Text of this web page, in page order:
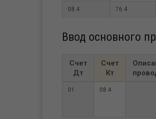
08.4 76.4
Ввод основного
Счет
Дт
Счет
Кт
01 08.4